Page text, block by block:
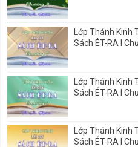
Lớp Thánh Kinh
Sách ÉT-RA I
Lớp Thánh Kinh
Sách ÉT-RA I
Lớp Thánh Kinh
Sách ÉT-RA I